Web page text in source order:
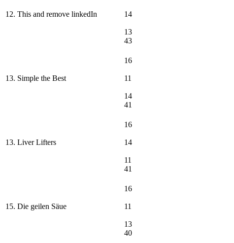
12. This and remove linkedIn 14
13
43
13. Simple the Best
16
11
14
41
13. Liver Lifters
16
14
11
41
15. Die geilen Säue
16
11
13
40